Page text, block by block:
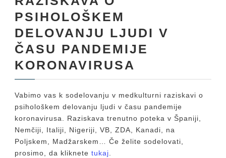
PSIHOLOŠKEM
DELOVANJU LJUDI V
ČASU PANDEMIJE
KORONAVIRUSA
Vabimo vas k sodelovanju v medkulturni raziskavi o
psihološkem delovanju ljudi v času pandemije
koronavirusa. Raziskava trenutno poteka v Španiji,
Nemčiji, Italiji, Nigeriji, VB, ZDA, Kanadi, na
Poljskem, Madžarskem… Če želite sodelovati,
prosimo, da kliknete tukaj